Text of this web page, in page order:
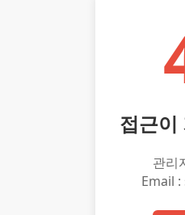
접근이
관리
Email